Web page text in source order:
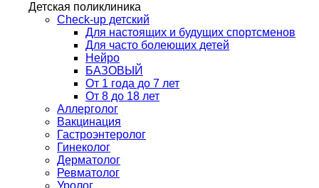
Детская поликлиника
Check-up детский
Для настоящих и будущих спортсменов
Для часто болеющих детей
Нейро
БАЗОВЫЙ
От 1 года до 7 лет
От 8 до 18 лет
Аллерголог
Вакцинация
Гастроэнтеролог
Гинеколог
Дерматолог
Ревматолог